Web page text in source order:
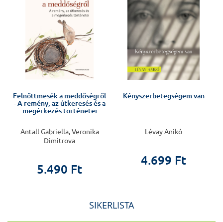
Felnőttmesék a meddőségről
- A remény, az útkeresés és a
megérkezés történetei
Antall Gabriella, Veronika
Dimitrova
5.490 Ft
Kényszerbetegségem van
Lévay Anikó
4.699 Ft
SIKERLISTA